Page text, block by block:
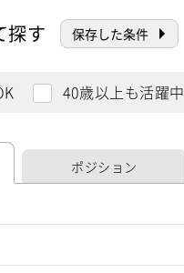
探す 保存した条件
40歳以上も活躍中
ポジション